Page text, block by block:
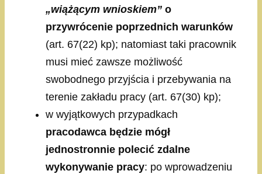
„wiążącym wnioskiem” o
przywrócenie poprzednich warunków
(art. 67(22) kp); natomiast taki pracownik
musi mieć zawsze możliwość
swobodnego przyjścia i przebywania na
terenie zakładu pracy (art. 67(30) kp);
w wyjątkowych przypadkach
pracodawca będzie mógł
jednostronnie polecić zdalne
wykonywanie pracy: po wprowadzeniu